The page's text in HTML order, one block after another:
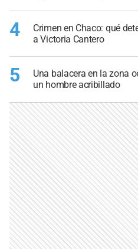
4
Crimen en Chaco: qué
a Victoria Cantero
5
Una balacera en la zona
un hombre acribillado